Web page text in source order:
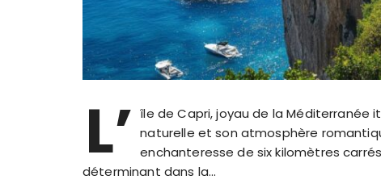
L’ île de Capri, joyau de la Méditerranée
naturelle et son atmosphère
enchanteresse de six kilomètres
déterminant dans la…